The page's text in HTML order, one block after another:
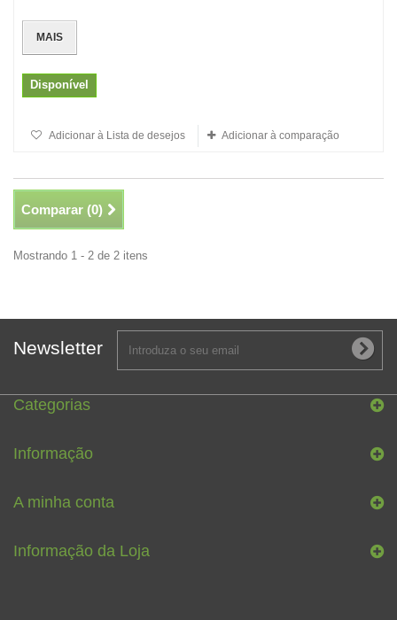
MAIS
Disponível
Adicionar à Lista de desejos Adicionar à comparação
Comparar (0)
Mostrando 1 - 2 de 2 itens
Newsletter
Categorias
Informação
A minha conta
Informação da Loja